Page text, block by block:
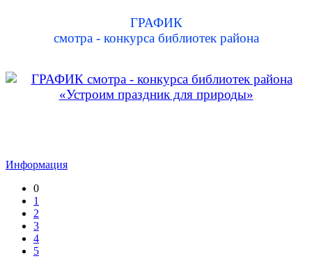
ГРАФИК
смотра - конкурса библиотек района
Информация
0
1
2
3
4
5